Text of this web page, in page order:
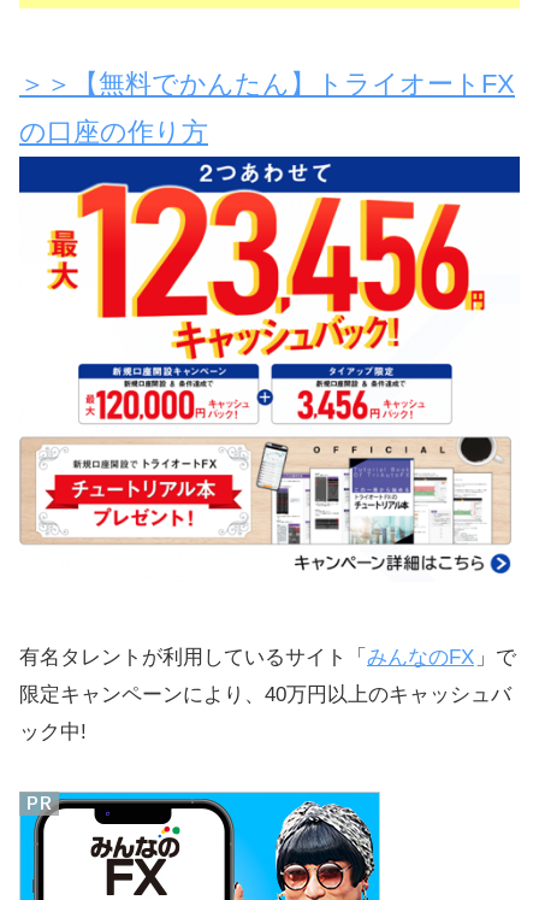
＞＞【無料でかんたん】トライオートFX
の口座の作り方
有名タレントが利用しているサイト「 みんなのFX 」で
限定キャンペーンにより、40万円以上のキャッシュバ
ック中!